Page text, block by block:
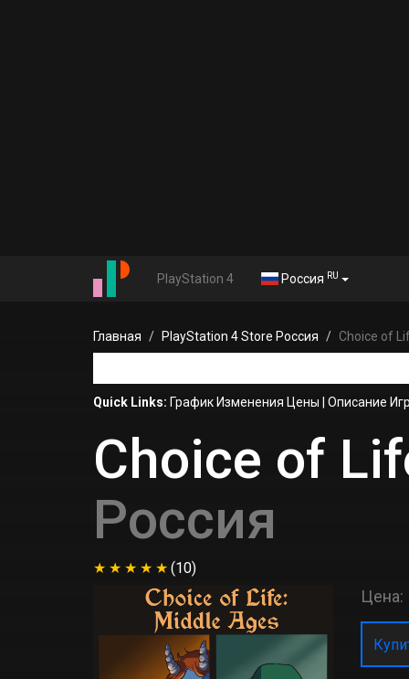
PlayStation 4 Россия RU
Главная PlayStation 4 Store Россия Choice of
Quick Links: График Изменения Цены Описание
Choice of
Россия
(10)
Цена: